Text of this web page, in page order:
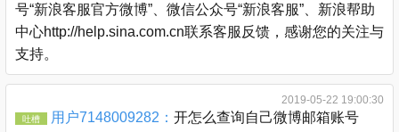
号“新浪客服官方微博”、微信公众号“新浪客服”、新浪帮助
中心http://help.sina.com.cn联系客服反馈，感谢您的关注与
支持。
2019-05-22 19:00:30
吐槽 用户7148009282： 开怎么查询自己微博邮箱账号